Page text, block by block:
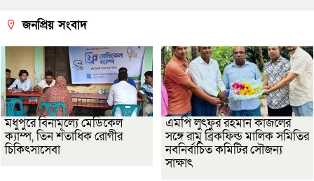
জনপ্রিয় সংবাদ
মধুপুরে বিনামূল্যে মেডিকেল
ক্যাম্প, তিন শতাধিক রোগীর
চিকিৎসাসেবা
এমপি লুৎফুর রহমান কাজলের
সঙ্গে রামু ব্রিকফিল্ড মালিক সমিতির
নবনির্বাচিত কমিটির সৌজন্য
সাক্ষাৎ